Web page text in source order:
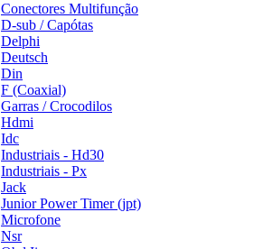
Conectores Multifunção
D-sub / Capótas
Delphi
Deutsch
Din
F (Coaxial)
Garras / Crocodilos
Hdmi
Idc
Industriais - Hd30
Industriais - Px
Jack
Junior Power Timer (jpt)
Microfone
Nsr